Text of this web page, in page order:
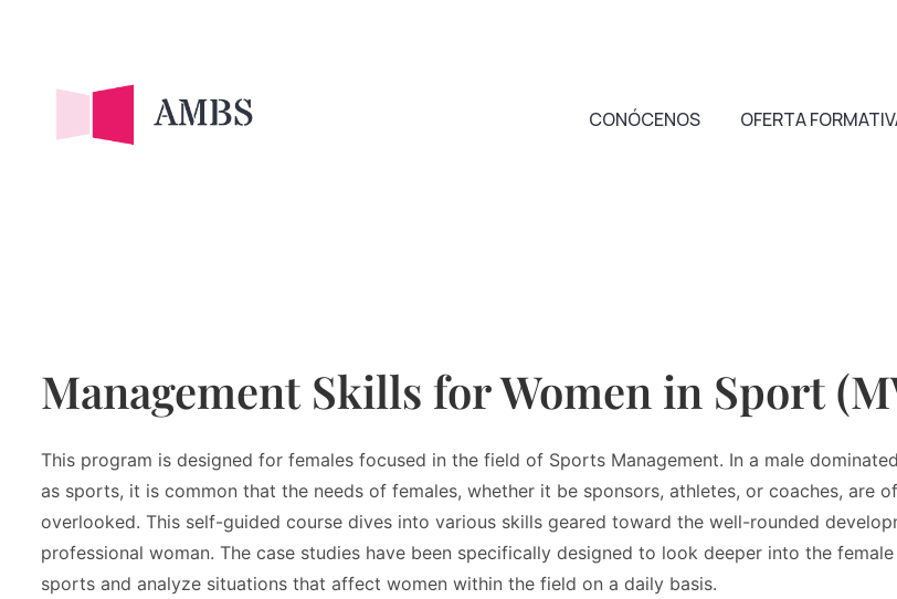
CONÓCENOS OFERTA
Management Skills for Women in Sport
This program is designed for females focused in the field of Sports Management. In a male
as sports, it is common that the needs of females, whether it be sponsors, athletes, or coaches, are
overlooked. This self-guided course dives into various skills geared toward the well-rounded
professional woman. The case studies have been specifically designed to look deeper into the
sports and analyze situations that affect women within the field on a daily basis.